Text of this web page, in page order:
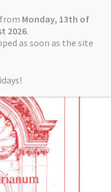
Monday, 13th of
2026.
as soon as the site